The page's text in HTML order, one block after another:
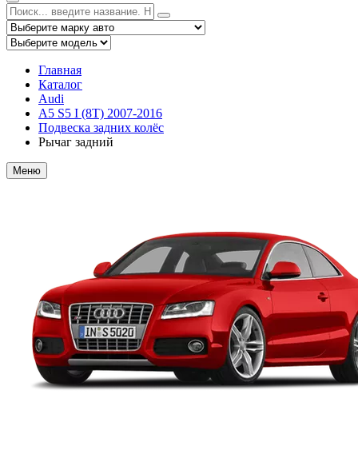
Главная
Каталог
Audi
A5 S5 I (8T) 2007-2016
Подвеска задних колёс
Рычаг задний
Меню